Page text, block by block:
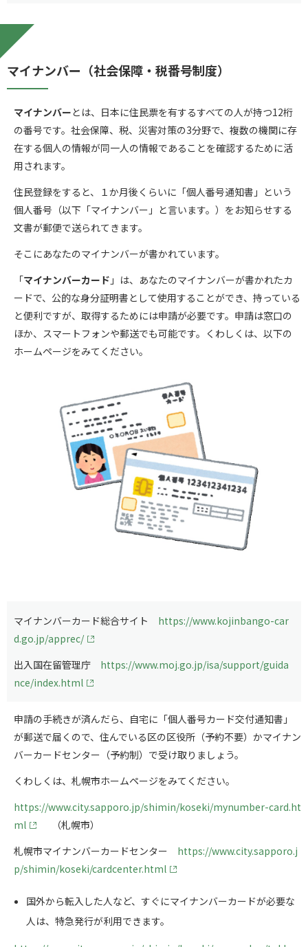
マイナンバー（社会保障・税番号制度）
マイナンバーとは、日本に住民票を有するすべての人が持つ12桁
の番号です。社会保障、税、災害対策の3分野で、複数の機関に存
在する個人の情報が同一人の情報であることを確認するために活
用されます。
住民登録をすると、１か月後くらいに「個人番号通知書」という
個人番号（以下「マイナンバー」と言います。）をお知らせする
文書が郵便で送られてきます。
そこにあなたのマイナンバーが書かれています。
「マイナンバーカード 」は、あなたのマイナンバーが書かれたカ
ードで、公的な身分証明書として使用することができ、持っている
と便利ですが、取得するためには申請が必要です。申請は窓口の
ほか、スマートフォンや郵送でも可能です。くわしくは、以下の
ホームページをみてください。
マイナンバーカード総合サイト https://www.kojinbango-car
d.go.jp/apprec/
出入国在留管理庁 https://www.moj.go.jp/isa/support/guida
nce/index.html
申請の手続きが済んだら、自宅に「個人番号カード交付通知書」
が郵送で届くので、住んでいる区の区役所（予約不要）かマイナン
バーカードセンター（予約制）で受け取りましょう。
くわしくは、札幌市ホームページをみてください。
https://www.city.sapporo.jp/shimin/koseki/mynumber-card.ht
ml
（札幌市）
札幌市マイナンバーカードセンター https://www.city.sapporo.j
p/shimin/koseki/cardcenter.html
国外から転入した人など、すぐにマイナンバーカードが必要な
人は、特急発行が利用できます。